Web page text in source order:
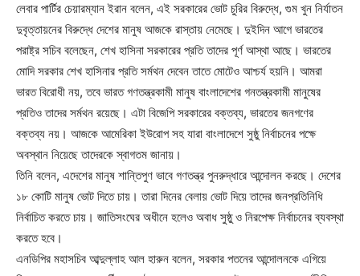
লেবার পার্টির চেয়ারম্যান ইরান বলেন, এই সরকারের ভোট চুরির বিরুদ্ধে, গুম খুন নির্যাতন
দুবৃত্তায়নের বিরুদ্ধে দেশের মানুষ আজকে রাস্তায় নেমেছে। দুইদিন আগে ভারতের
পরাষ্ট্র সচিব বলেছেন, শেখ হাসিনা সরকারের প্রতি তাদের পূর্ণ আস্থা আছে। ভারতের
মোদি সরকার শেখ হাসিনার প্রতি সর্মথন দেবেন তাতে মোটেও আশ্চর্য হয়নি। আমরা
ভারত বিরোধী নয়, তবে ভারত গণতন্ত্রকামী মানুষ বাংলাদেশের গনতন্ত্রকামী মানুষের
প্রতিও তাদের সর্মথন রয়েছে। এটা বিজেপি সরকারের বক্তব্য, ভারতের জনগণের
বক্তব্য নয়। আজকে আমেরিকা ইউরোপ সহ যারা বাংলাদেশে সুষ্ঠু নির্বাচনের পক্ষে
অবস্থান নিয়েছে তাদেরকে স্বাগতম জানায়।
তিনি বলেন, এদেশের মানুষ শান্তিপুণ ভাবে গণতন্ত্র পুনরুদ্ধারে আন্দোলন করছে। দেশের
১৮ কোটি মানুষ ভোট দিতে চায়। তারা দিনের বেলায় ভোট দিয়ে তাদের জনপ্রতিনিধি
নির্বাচিত করতে চায়। জাতিসংঘের অধীনে হলেও অবাধ সুষ্ঠু ও নিরপেক্ষ নির্বাচনের ব্যবস্থা
করতে হবে।
এনডিপির মহাসচিব আব্দুল্লাহ আল হারুন বলেন, সরকার পতনের আন্দোলনকে এগিয়ে